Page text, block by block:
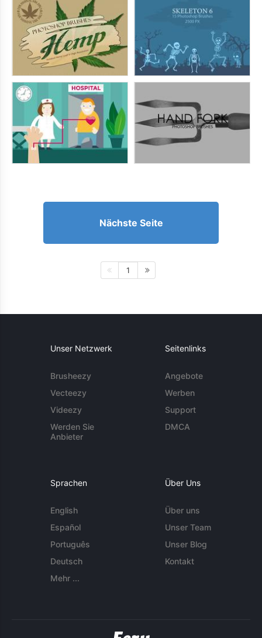
Nächste Seite
1
Unser Netzwerk
Brusheezy
Vecteezy
Videezy
Werden Sie
Anbieter
Seitenlinks
Angebote
Werben
Support
DMCA
Sprachen
English
Español
Português
Deutsch
Mehr ...
Über Uns
Über uns
Unser Team
Unser Blog
Kontakt